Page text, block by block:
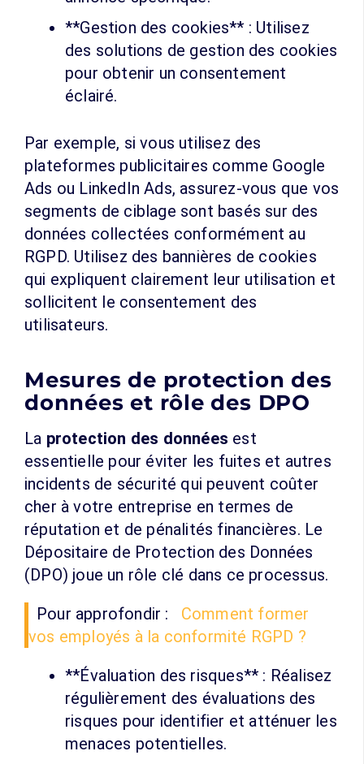
**Gestion des cookies** : Utilisez
des solutions de gestion des cookies
pour obtenir un consentement
éclairé.
Par exemple, si vous utilisez des
plateformes publicitaires comme Google
Ads ou LinkedIn Ads, assurez-vous que vos
segments de ciblage sont basés sur des
données collectées conformément au
RGPD. Utilisez des bannières de cookies
qui expliquent clairement leur utilisation et
sollicitent le consentement des
utilisateurs.
Mesures de protection des
données et rôle des DPO
La protection des données est
essentielle pour éviter les fuites et autres
incidents de sécurité qui peuvent coûter
cher à votre entreprise en termes de
réputation et de pénalités financières. Le
Dépositaire de Protection des Données
(DPO) joue un rôle clé dans ce processus.
Pour approfondir :
Comment former
vos employés à la conformité RGPD ?
**Évaluation des risques** : Réalisez
régulièrement des évaluations des
risques pour identifier et atténuer les
menaces potentielles.